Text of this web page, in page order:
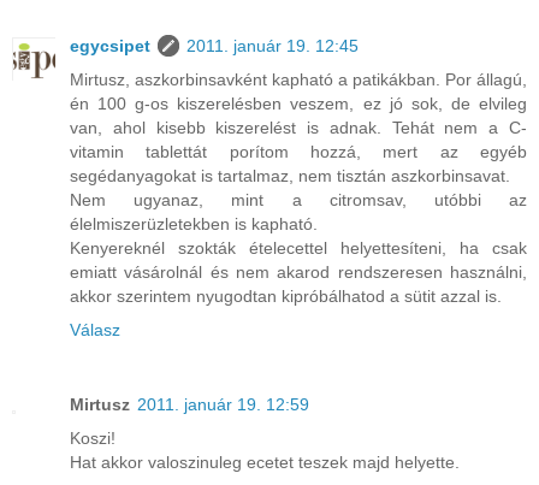
egycsipet
2011. január 19. 12:45
Mirtusz, aszkorbinsavként kapható a patikákban. Por állagú,
én 100 g-os kiszerelésben veszem, ez jó sok, de elvileg
van, ahol kisebb kiszerelést is adnak. Tehát nem a C-
vitamin tablettát porítom hozzá, mert az egyéb
segédanyagokat is tartalmaz, nem tisztán aszkorbinsavat.
Nem ugyanaz, mint a citromsav, utóbbi az
élelmiszerüzletekben is kapható.
Kenyereknél szokták ételecettel helyettesíteni, ha csak
emiatt vásárolnál és nem akarod rendszeresen használni,
akkor szerintem nyugodtan kipróbálhatod a sütit azzal is.
Válasz
Mirtusz 2011. január 19. 12:59
Koszi!
Hat akkor valoszinuleg ecetet teszek majd helyette.